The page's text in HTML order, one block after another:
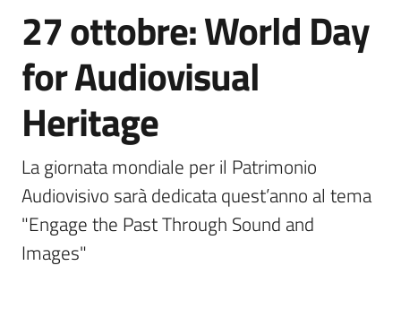
archivistico
Archivio
storico
Conservazione
Argomenti
Salta al contenuto
27 ottobre: World Day
for Audiovisual
Heritage
La giornata mondiale per il Patrimonio
Audiovisivo sarà dedicata quest’anno al tema
"Engage the Past Through Sound and
Images"